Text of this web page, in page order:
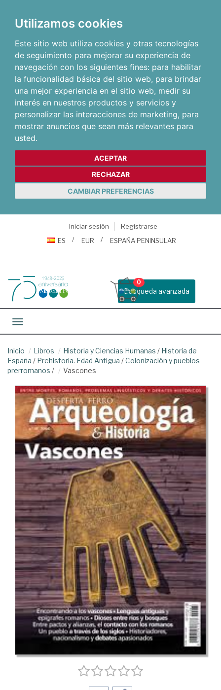
Utilizamos cookies
Este sitio web utiliza cookies y otras tecnologías
de seguimiento para mejorar su experiencia de
navegación con los siguientes fines: para habilitar
la funcionalidad básica del sitio web, para brindar
una mejor experiencia en el sitio web, medir su
interés en nuestros productos y servicios y
personalizar las interacciones de marketing, para
mostrar anuncios que sean más relevantes para
usted.
ACEPTAR
RECHAZAR
CAMBIAR PREFERENCIAS
Iniciar sesión
Registrarse
ES
EUR ESPAÑA PENINSULAR
Busqueda avanzada
0
Toggle navigation
Inicio Libros Historia y Ciencias Humanas / Historia de
España / Prehistoria. Edad Antigua /Colonización y pueblos
prerromanos / Vascones